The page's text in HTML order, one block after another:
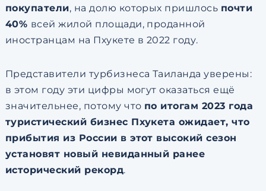
покупатели, на долю которых пришлось почти
40% всей жилой площади, проданной
иностранцам на Пхукете в 2022 году.
Представители турбизнеса Таиланда уверены:
в этом году эти цифры могут оказаться ещё
значительнее, потому что по итогам 2023 года
туристический бизнес Пхукета ожидает, что
прибытия из России в этот высокий сезон
установят новый невиданный ранее
исторический рекорд.